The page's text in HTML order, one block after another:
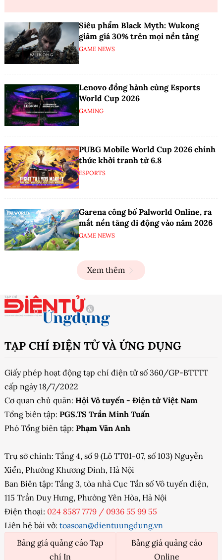
Siêu phẩm Black Myth: Wukong
giảm giá 30% trên mọi nền tảng
GAME NEWS
Lenovo đồng hành cùng Esports
World Cup 2026
GAMING
PUBG Mobile World Cup 2026 chính
thức khởi tranh từ 6.8
ESPORTS
Garena công bố Palworld Online, ra
mắt nền tảng di động vào năm 2026
GAME NEWS
Xem thêm
TẠP CHÍ ĐIỆN TỬ VÀ ỨNG DỤNG
Giấy phép hoạt động tạp chí điện tử số 360/GP-BTTTT
cấp ngày 18/7/2022
Cơ quan chủ quản: Hội Vô tuyến - Điện tử Việt Nam
Tổng biên tập: PGS.TS Trần Minh Tuấn
Phó Tổng biên tập: Phạm Văn Anh
Trụ sở chính: Tầng 4, số 9 (Lô TT01-07, số 103) Nguyễn
Xiển, Phường Khương Đình, Hà Nội
Ban Biên tập: Tầng 3, tòa nhà Cục Tần số Vô tuyến điện,
115 Trần Duy Hưng, Phường Yên Hòa, Hà Nội
Điện thoại: 024 8587 7779 / 0936 55 99 55
Liên hệ bài vở: toasoan@dientuungdung.vn
Bảng giá quảng cáo Tạp
chí In
Bảng giá quảng cáo
Online